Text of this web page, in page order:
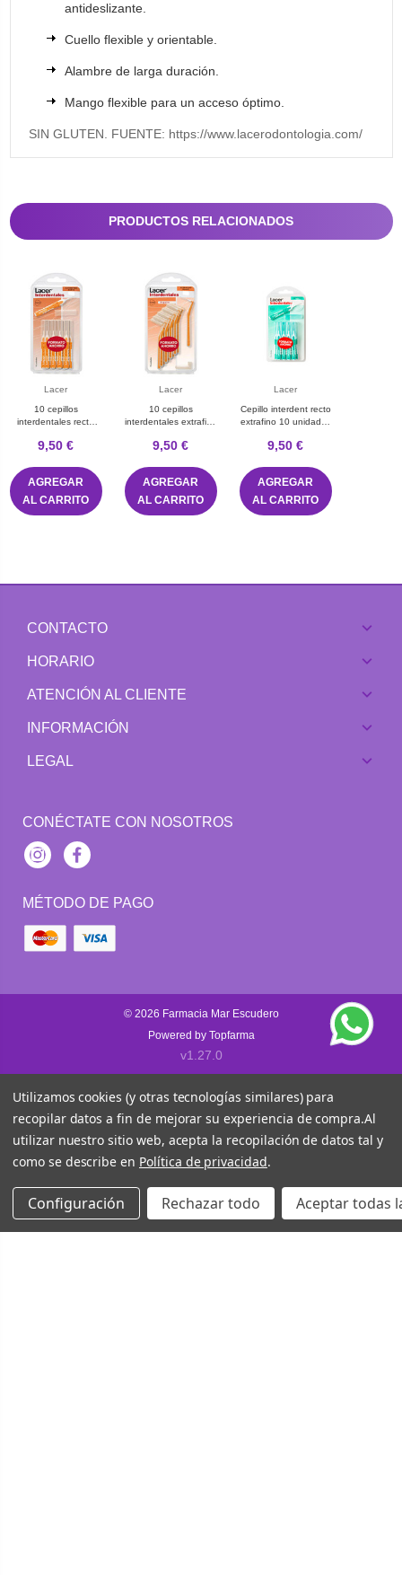
antideslizante.
Cuello flexible y orientable.
Alambre de larga duración.
Mango flexible para un acceso óptimo.
SIN GLUTEN. FUENTE: https://www.lacerodontologia.com/
PRODUCTOS RELACIONADOS
Lacer
10 cepillos
interdentales recto
9,50 €
AGREGAR
AL CARRITO
Lacer
10 cepillos
interdentales extrafino
9,50 €
AGREGAR
AL CARRITO
Lacer
Cepillo interdent recto
extrafino 10 unidades
9,50 €
AGREGAR
AL CARRITO
CONTACTO
HORARIO
ATENCIÓN AL CLIENTE
INFORMACIÓN
LEGAL
CONÉCTATE CON NOSOTROS
InstagramFacebook
MÉTODO DE PAGO
© 2026 Farmacia Mar Escudero
Powered by Topfarma
v1.27.0
Utilizamos cookies (y otras tecnologías similares) para
recopilar datos a fin de mejorar su experiencia de compra.Al
utilizar nuestro sitio web, acepta la recopilación de datos tal y
como se describe en Política de privacidad.
Configuración Rechazar todo Aceptar todas